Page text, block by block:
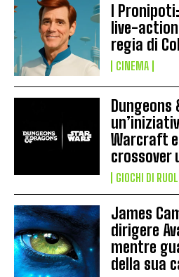
I
live-
regia di
CINEMA
Dungeons
Warcraft
crossover
GIOCHI DI
James
dirigere
mentre
della sua